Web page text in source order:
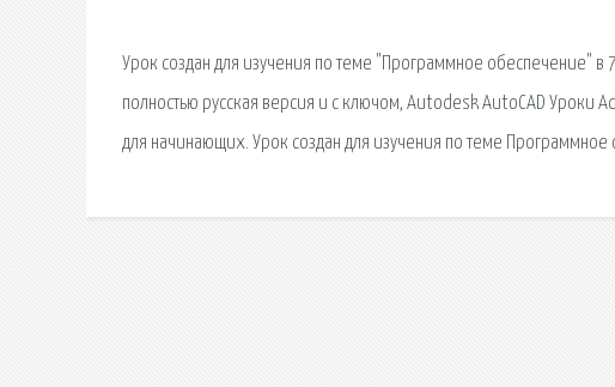
Урок создан для изучения по теме "Программное обеспечение" в
полностью русская версия и с ключом, Autodesk AutoCAD Уроки
для начинающих. Урок создан для изучения по теме Программное